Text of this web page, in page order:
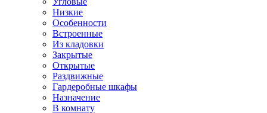
Низкие
Особенности
Встроенные
Из кладовки
Закрытые
Открытые
Раздвижные
Гардеробные шкафы
Назначение
В комнату